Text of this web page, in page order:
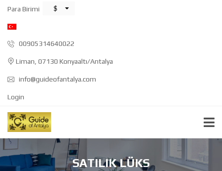
Para Birimi $
00905314640022
Liman, 07130 Konyaaltı/Antalya
info@guideofantalya.com
Login
SATILIK LÜKS